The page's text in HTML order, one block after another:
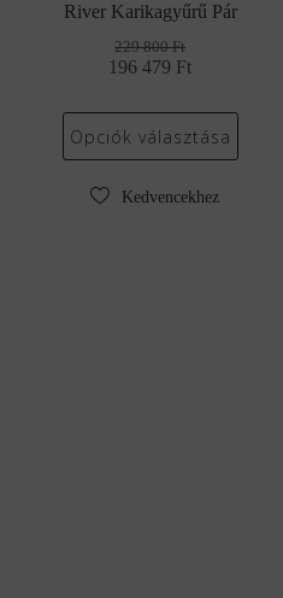
River Karikagyűrű Pár
229 800Ft
Original
was:
229
196 479 Ft
Current
is:
196
Opciók választása
Kedvencekhez